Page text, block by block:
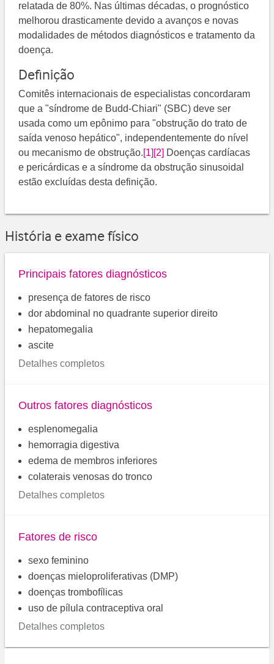
relatada de 80%. Nas últimas décadas, o prognóstico
melhorou drasticamente devido a avanços e novas
modalidades de métodos diagnósticos e tratamento da
doença.
Definição
Comitês internacionais de especialistas concordaram
que a "síndrome de Budd-Chiari" (SBC) deve ser
usada como um epônimo para "obstrução do trato de
saída venoso hepático", independentemente do nível
ou mecanismo de obstrução.[1] [2] ​​ Doenças cardíacas
e pericárdicas e a síndrome da obstrução sinusoidal
estão excluídas desta definição.
História e exame físico
Principais fatores diagnósticos
presença de fatores de risco
dor abdominal no quadrante superior direito
hepatomegalia
ascite
Detalhes completos
Outros fatores diagnósticos
esplenomegalia
hemorragia digestiva
edema de membros inferiores
colaterais venosas do tronco
Detalhes completos
Fatores de risco
sexo feminino
doenças mieloproliferativas (DMP)
doenças trombofílicas
uso de pílula contraceptiva oral
Detalhes completos